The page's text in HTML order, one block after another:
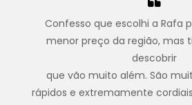
Confesso que escolhi a Rafa
menor preço da região, mas
descobrir
que vão muito além. São
rápidos e extremamente